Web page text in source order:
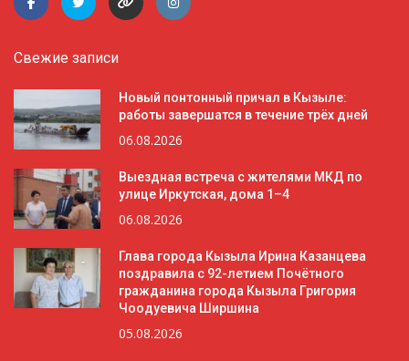
Свежие записи
Новый понтонный причал в Кызыле:
работы завершатся в течение трёх дней
06.08.2026
Выездная встреча с жителями МКД по
улице Иркутская, дома 1–4
06.08.2026
Глава города Кызыла Ирина Казанцева
поздравила с 92-летием Почётного
гражданина города Кызыла Григория
Чоодуевича Ширшина
05.08.2026